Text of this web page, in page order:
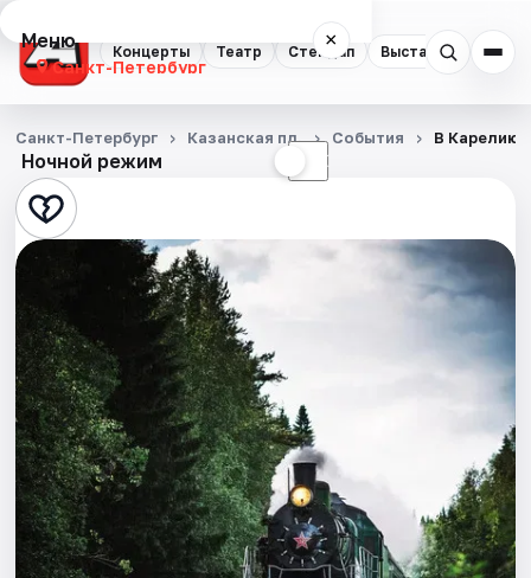
Концерты Театр Стендап Выставки
Меню ×
Санкт-Петербург
Концерты
Театр
Стендап
Выставки
Квесты
Экскурсии
Спорт
События
Ночной режим ☾
Санкт-Петербург Казанская пл. События В Карелию